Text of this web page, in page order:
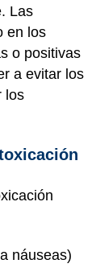
Las
en los
o positivas
a evitar los
los
náuseas)